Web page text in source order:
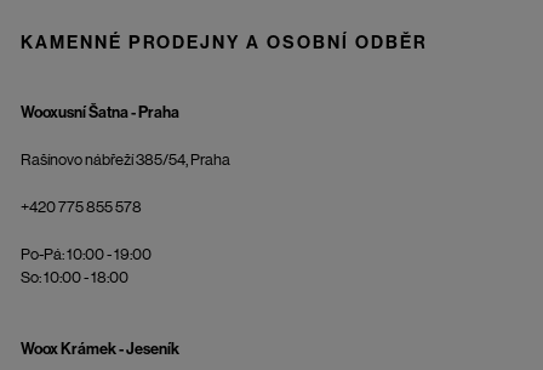
KAMENNÉ PRODEJNY A OSOBNÍ ODBĚR
Wooxusní Šatna - Praha
Rašínovo nábřeží 385/54, Praha
+420 775 855 578
Po-Pá: 10:00 - 19:00
So: 10:00 - 18:00
Woox Krámek - Jeseník